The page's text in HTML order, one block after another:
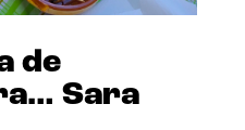
de
Sara